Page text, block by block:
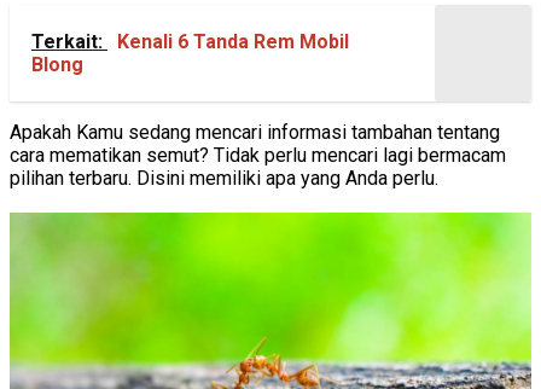
Terkait:
Kenali 6 Tanda Rem Mobil
Blong
Apakah Kamu sedang mencari informasi tambahan tentang
cara mematikan semut? Tidak perlu mencari lagi bermacam
pilihan terbaru. Disini memiliki apa yang Anda perlu.